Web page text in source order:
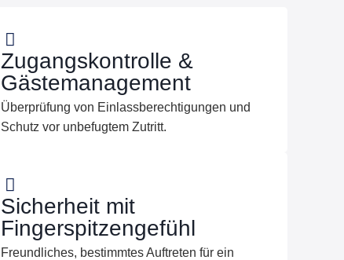
Zugangskontrolle &
Gästemanagement
Überprüfung von Einlassberechtigungen und
Schutz vor unbefugtem Zutritt.
Sicherheit mit
Fingerspitzengefühl
Freundliches, bestimmtes Auftreten für ein